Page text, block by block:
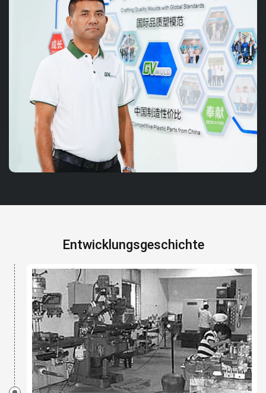
Entwicklungsgeschichte